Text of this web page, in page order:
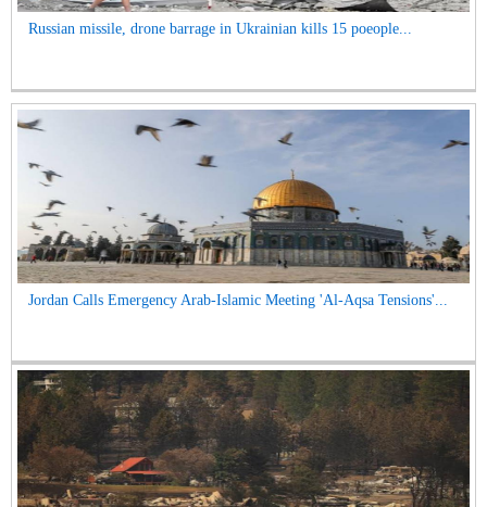
Russian missile, drone barrage in Ukrainian kills 15 poeople...
Jordan Calls Emergency Arab-Islamic Meeting 'Al-Aqsa Tensions'...